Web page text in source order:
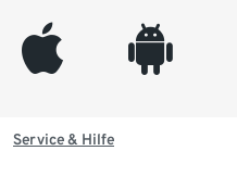
appleinc android
Service & Hilfe